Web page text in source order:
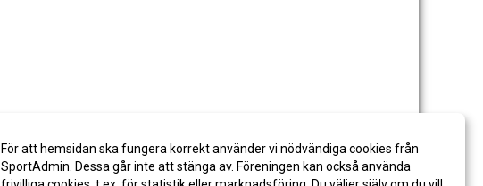
För att hemsidan ska fungera korrekt använder vi nödvändiga cookies från
SportAdmin. Dessa går inte att stänga av. Föreningen kan också använda